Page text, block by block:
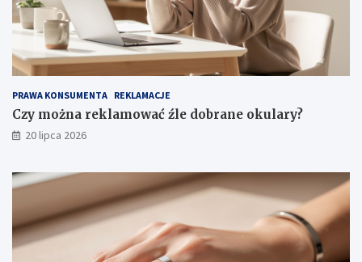
PRAWA KONSUMENTA REKLAMACJE
Czy można reklamować źle dobrane okulary?
20 lipca 2026